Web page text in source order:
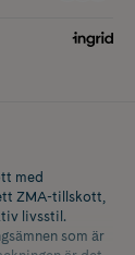
med
ZMA-tillskott,
livsstil.
som är